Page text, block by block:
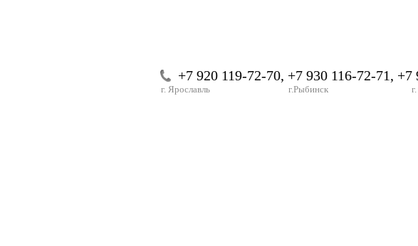
+7 920 119-72-70, +7 930 116-72-71,
г. Ярославль г.Рыбинск